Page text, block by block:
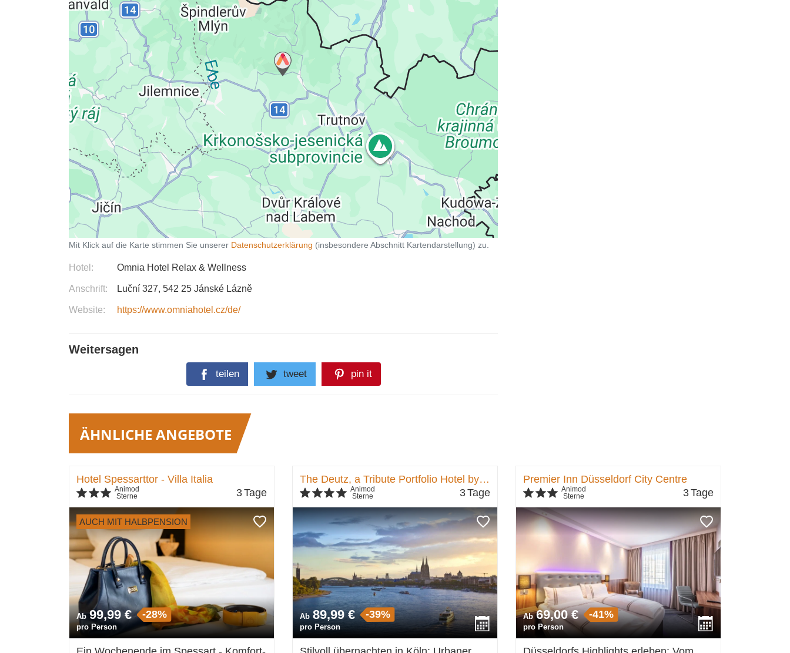
Datenschutzerklärung
Mit Klick auf die Karte stimmen Sie unserer Datenschutzerklärung (insbesondere Abschnitt Kartendarstellung) zu.
Hotel Omnia Hotel Relax & Wellness
Anschrift Luční 327 542 25 Jánské Lázně
Website https://www.omniahotel.cz/de/
Weitersagen
teilen tweet pin it
ÄHNLICHE ANGEBOTE
Hotel Spessarttor - Villa Italia
Animod
Sterne
3Tage
AUCH MIT HALBPENSION
Ab 99,99 € -28%
pro Person
The Deutz, a Tribute Portfolio Hotel by Marriott
Animod
Sterne
3Tage
Ab 89,99 € -39%
pro Person
Premier Inn Düsseldorf City Centre
Animod
Sterne
3Tage
Ab 69,00 € -41%
pro Person